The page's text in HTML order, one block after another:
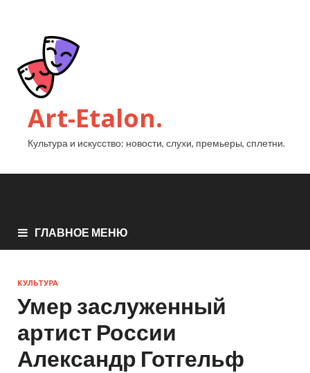
Art-Etalon.
Культура и искусство: новости, слухи, премьеры, сплетни.
ГЛАВНОЕ МЕНЮ
КУЛЬТУРА
Умер заслуженный
артист России
Александр Готгельф